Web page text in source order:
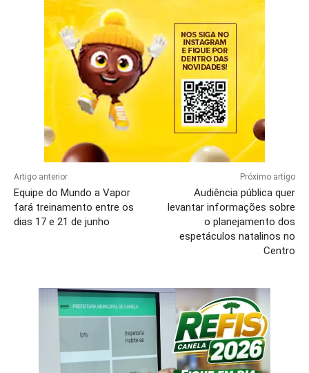
Artigo anterior
Equipe do Mundo a Vapor
fará treinamento entre os
dias 17 e 21 de junho
Próximo artigo
Audiência pública quer
levantar informações sobre
o planejamento dos
espetáculos natalinos no
Centro